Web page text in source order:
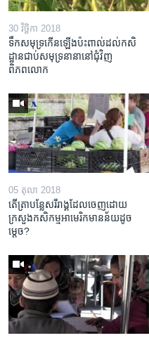
30 វិច្ឆិកា 2018
ទឹក​សមុទ្រ​កើន​ឡើង​ប៉ះពាល់​ដល់​កសិ
ដ្ឋាន​ជាប់​សមុទ្រ​នានា​នៅ​ជុំវិញ​
ពិភពលោក
05 តុលា 2018
តើ​ត្រា​បន្លែ​សរីរាង្គ​ដែល​ចេញ​ដោយ​
ក្រសួង​កសិកម្ម​អាមេរិក​មាន​ន័យ​ដូច
ម្តេច?